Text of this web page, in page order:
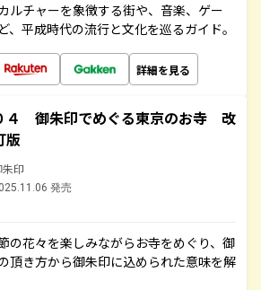
ルチャーを象徴する街や、音楽、ゲー
、平成時代の流行と文化を巡るガイド。
詳細を見る
４ 御朱印でめぐる東京のお寺 改
版
印
発売
の花々を楽しみながらお寺をめぐり、御
頂き方から御朱印に込められた意味を解